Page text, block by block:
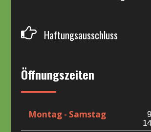
Haftungsausschluss
Öffnungszeiten
Montag - Samstag